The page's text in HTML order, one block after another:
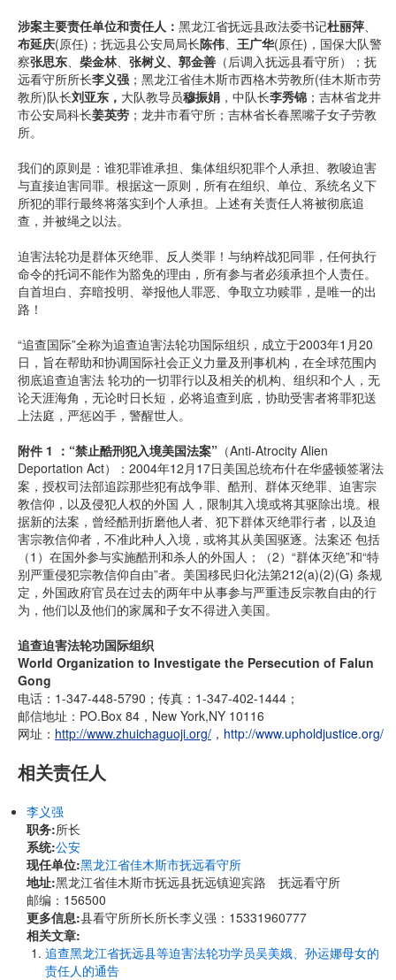
涉案主要责任单位和责任人： 黑龙江省抚远县政法委书记杜丽萍、
布延庆(原任)；抚远县公安局局长陈伟、 王广华(原任)，国保大队警
察张思东、 柴金林、 张树义、郭金善 （后调入抚远县看守所）；抚
远看守所所长李义强 ；黑龙江省佳木斯市西格木劳教所(佳木斯市劳
教所)队长刘亚东， 大队教导员穆振娟 ，中队长李秀锦 ；吉林省龙井
市公安局科长姜英劳 ；龙井市看守所；吉林省长春黑嘴子女子劳教
所。
我们的原则是：谁犯罪谁承担、集体组织犯罪个人承担、教唆迫害
与直接迫害同罪。根据这一原则，所有在组织、单位、系统名义下
所犯的罪行最终将落实到个人承担。上述有关责任人将被彻底追
查，并被绳之以法。
迫害法轮功是群体灭绝罪、反人类罪！与纳粹战犯同罪，任何执行
命令的托词不能作为豁免的理由，所有参与者必须承担个人责任。
自首坦白、弃暗投明、举报他人罪恶、争取立功赎罪，是唯一的出
路！
“追查国际”全称为追查迫害法轮功国际组织，成立于2003年1月20
日，旨在帮助和协调国际社会正义力量及刑事机构，在全球范围内
彻底追查迫害法 轮功的一切罪行以及相关的机构、组织和个人，无
论天涯海角，无论时日长短，必将追查到底，协助受害者将罪犯送
上法庭，严惩凶手，警醒世人。
附件 1 ：“禁止酷刑犯入境美国法案” （Anti-Atrocity Alien
Deportation Act）：2004年12月17日美国总统布什在华盛顿签署法
案，授权司法部追踪那些犯有战争罪、酷刑、群体灭绝罪、迫害宗
教信仰，以及侵犯人权的外国 人，限制其入境或将其驱除出境。根
据新的法案，曾经酷刑折磨他人者、犯下群体灭绝罪行者，以及迫
害宗教信仰者，不准此种人入境，或将其从美国驱逐。法案还 包括
（1）在国外参与实施酷刑和杀人的外国人；（2）“群体灭绝”和“特
别严重侵犯宗教信仰自由”者。美国移民归化法第212(a)(2)(G) 条规
定，外国政府官员在过去的两年中从事参与严重违反宗教自由的行
为，他们以及他们的家属和子女不得进入美国。
追查迫害法轮功国际组织
World Organization to Investigate the Persecution of Falun
Gong
电话：1-347-448-5790；传真：1-347-402-1444；
邮信地址：PO.Box 84，New York,NY 10116
网址： http://www.zhuichaguoji.org/ ， http://www.upholdjustice.org/
相关责任人
李义强
职务:所长
系统:公安
现任单位:黑龙江省佳木斯市抚远看守所
地址:黑龙江省佳木斯市抚远县抚远镇迎宾路 抚远看守所
邮编：156500
更多信息:县看守所所长所长李义强：15331960777
相关文章:
追查黑龙江省抚远县等迫害法轮功学员吴美娥、孙运娜母女的
责任人的通告